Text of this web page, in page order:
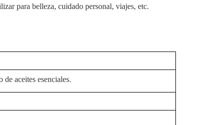
para belleza, cuidado personal, viajes, etc.
aceites esenciales.